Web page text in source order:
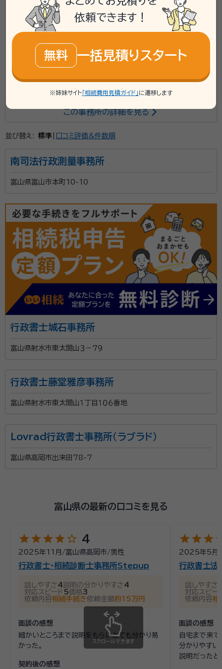
mail Web相談も受付中 無料
遺言書 / 遺産分割 / 相続財産調査 / 相続放棄 / 成
年後見 / 相続手続き / 銀行手続き / 戸籍収集 / 相続人調査
初回面談無料 土日相談可 電話相談可 訪問可
廣瀬アシスト行政書士事務所は、富山県魚津市を拠点
どをサポートする行政書士事務所です。 相続は、戸籍収
きが必要となり、ご家族にとって大きな負担となること
いながら、一つひとつの手続きを丁寧にサポートいたし
ます。 また、近年増加している空き家相続についても力
を入れており、相続後の空き家活用や管理、売却に関す
るご相談にも対応しています。行政書士・FP技能士の知
見を活かし、相続手続きだけでなく、その先の資産活用
まで見据えたご提案が可能です。 「何から始めればよい
かわからない」「相続人や財産の調査をお願いしたい」
「将来の相続に備えて遺言書を作成したい」といったご
相談も歓迎しております。地域に根差した身近な専門家
ます。
所属団体： 富山県行政書士会
この事務所の詳細を見る
並び替え: 標準 口コミ評価&件数順
南司法行政測量事務所
富山県富山市本町10-10
行政書士城石事務所
富山県射水市東太閤山３－７９
行政書士藤堂雅彦事務所
富山県射水市東太閤山１丁目１０６番地
Lovrad行政書士事務所（ラブラド）
富山県高岡市出来田78-7
富山県の最新の口コミを見る
starstarstarstarstar_outline 4
2025年11月 /富山県高岡市/男性
行政書士・相続診断士事務所Stepup
話しやすさ4説明の分かりやすさ4
対応スピード 5価格3
依頼内容相続手続き依頼金額約15万円
面談の感想
細かいところまで説明をもらいとても分かり易
かった。
契約後の感想
starstarstar
2025年5月
行政書士法
話しやすさ
対応スピー
依頼内容相
面談の感想
自宅まで来て
分かりやすい
説明だったと
スクロールできます
依頼できます！
無料 一括見積りスタート
※姉妹サイト 「相続費用見積ガイド」 に遷移します